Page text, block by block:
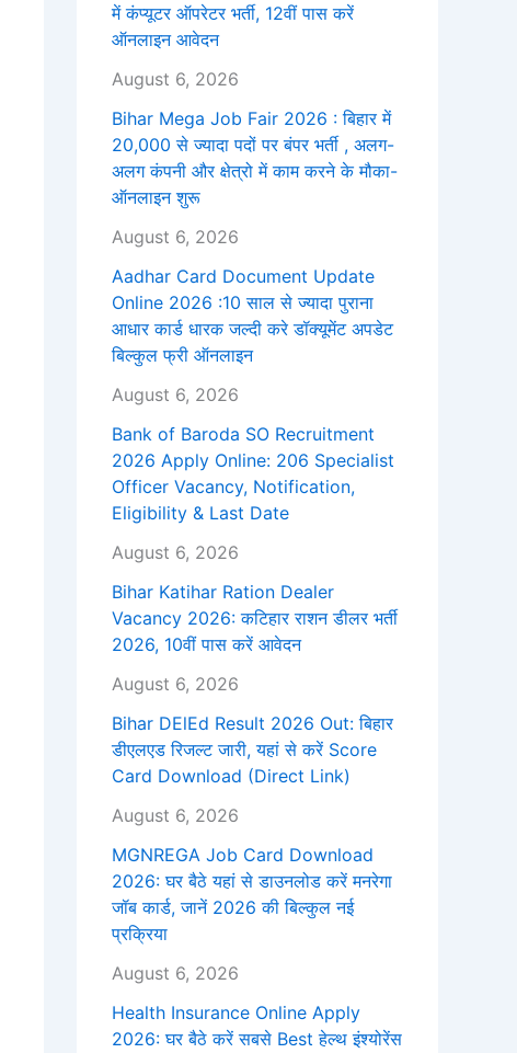
में कंप्यूटर ऑपरेटर भर्ती, 12वीं पास करें
ऑनलाइन आवेदन
August 6, 2026
Bihar Mega Job Fair 2026 : बिहार में
20,000 से ज्यादा पदों पर बंपर भर्ती , अलग-
अलग कंपनी और क्षेत्रो में काम करने के मौका-
ऑनलाइन शुरू
August 6, 2026
Aadhar Card Document Update
Online 2026 :10 साल से ज्यादा पुराना
आधार कार्ड धारक जल्दी करे डॉक्यूमेंट अपडेट
बिल्कुल फ्री ऑनलाइन
August 6, 2026
Bank of Baroda SO Recruitment
2026 Apply Online: 206 Specialist
Officer Vacancy, Notification,
Eligibility & Last Date
August 6, 2026
Bihar Katihar Ration Dealer
Vacancy 2026: कटिहार राशन डीलर भर्ती
2026, 10वीं पास करें आवेदन
August 6, 2026
Bihar DElEd Result 2026 Out: बिहार
डीएलएड रिजल्ट जारी, यहां से करें Score
Card Download (Direct Link)
August 6, 2026
MGNREGA Job Card Download
2026: घर बैठे यहां से डाउनलोड करें मनरेगा
जॉब कार्ड, जानें 2026 की बिल्कुल नई
प्रक्रिया
August 6, 2026
Health Insurance Online Apply
2026: घर बैठे करें सबसे Best हेल्थ इंश्योरेंस